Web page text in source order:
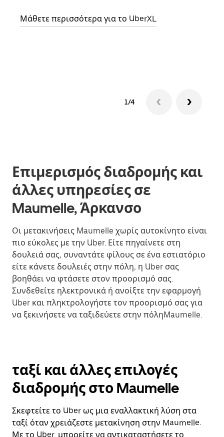
Μάθετε περισσότερα για το UberXL
1/4
Επιμερισμός διαδρομής και
άλλες υπηρεσίες σε
Maumelle, Άρκανσο
Οι μετακινήσεις Maumelle χωρίς αυτοκίνητο είναι
πιο εύκολες με την Uber. Είτε πηγαίνετε στη
δουλειά σας, συναντάτε φίλους σε ένα εστιατόριο
είτε κάνετε δουλειές στην πόλη, η Uber σας
βοηθάει να φτάσετε στον προορισμό σας.
Συνδεθείτε ηλεκτρονικά ή ανοίξτε την εφαρμογή
Uber και πληκτρολογήστε τον προορισμό σας για
να ξεκινήσετε να ταξιδεύετε στην πόληMaumelle.
ταξί και άλλες επιλογές
διαδρομής στο Maumelle
Σκεφτείτε το Uber ως μια εναλλακτική λύση στα
ταξί όταν χρειάζεστε μετακίνηση στην Maumelle.
Με το Uber, μπορείτε να αντικαταστήσετε το